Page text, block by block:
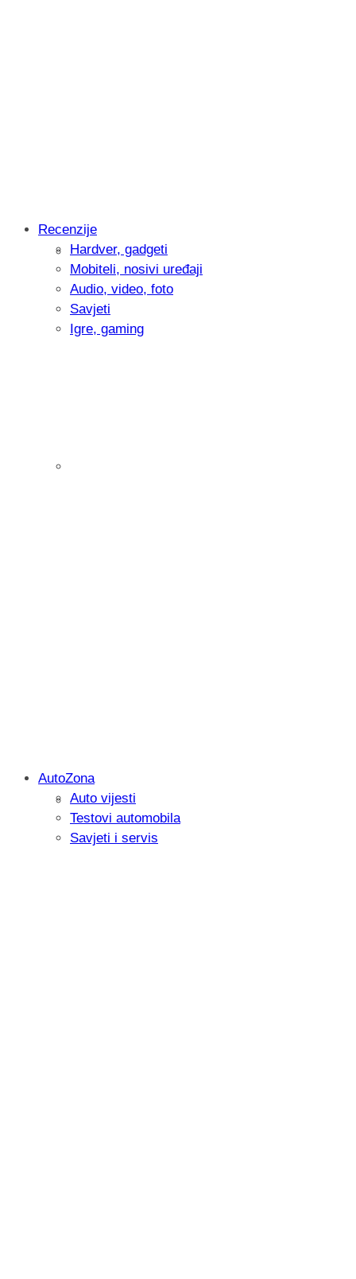
Intervju: Goran Jović, fotograf -
Recenzije
Hardver, gadgeti
Mobiteli, nosivi uređaji
Audio, video, foto
Savjeti
Igre, gaming
Savjetujemo: Što učiniti kada vaš
AutoZona
Auto vijesti
Testovi automobila
Savjeti i servis